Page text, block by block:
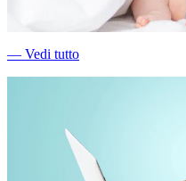
― Vedi tutto